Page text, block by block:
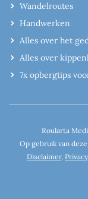
Wandelroutes
Handwerken
Alles over het
Alles over
7x opbergtips
Roularta
Op gebruik van
Disclaimer,